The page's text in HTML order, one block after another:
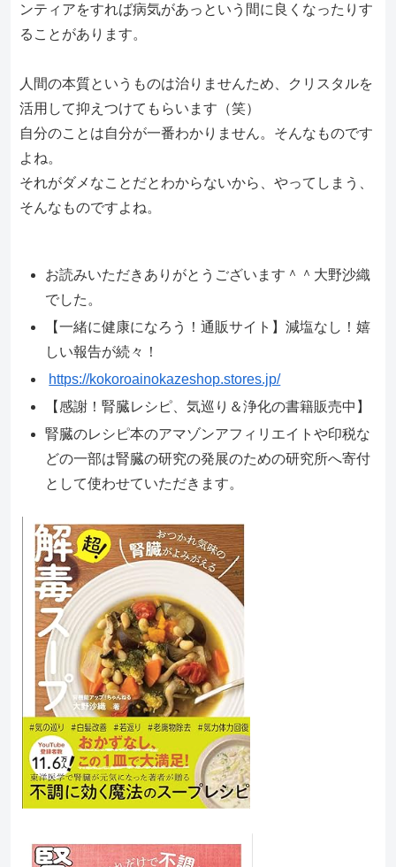
ンティアをすれば病気があっという間に良くなったりす
ることがあります。
人間の本質というものは治りませんため、クリスタルを
活用して抑えつけてもらいます（笑）
自分のことは自分が一番わかりません。そんなものです
よね。
それがダメなことだとわからないから、やってしまう、
そんなものですよね。
お読みいただきありがとうございます＾＾大野沙織
でした。
【一緒に健康になろう！通販サイト】減塩なし！嬉
しい報告が続々！
https://kokoroainokazeshop.stores.jp/
【感謝！腎臓レシピ、気巡り＆浄化の書籍販売中】
腎臓のレシピ本のアマゾンアフィリエイトや印税な
どの一部は腎臓の研究の発展のための研究所へ寄付
として使わせていただきます。